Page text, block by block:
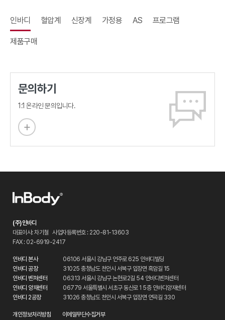
인바디 혈압계 신장계 가정용 AS 프로그램
제품구매
문의하기
1:1 온라인 문의입니다.
(주)인바디
대표이사: 차기철 사업자등록번호 : 220-81-13603
FAX : 02-6919-2417
인바디 본사
06106 서울시 강남구 언주로 625 인바디빌딩
인바디 공장
31025 충청남도 천안시 서북구 입장면 흑암길 15
인바디 벤처센터
06313 서울시 강남구 논현로2길 54 인바디벤처센터
인바디 양재센터
06779 서울특별시 서초구 동산로 1 5층 인바디양재센터
인바디 2공장
31026 충청남도 천안시 서북구 입장면 연곡길 330
개인정보처리방침 이메일무단수집거부